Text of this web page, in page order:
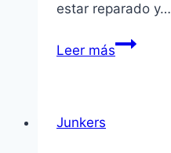
estar reparado y…
Leer másServicio
Junkers